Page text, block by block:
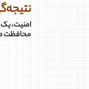
امنیت،
محافظت